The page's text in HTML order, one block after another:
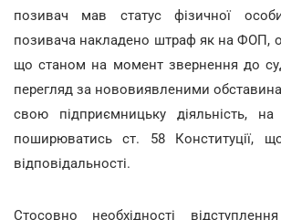
позивач мав статус фізичної
позивача накладено штраф як на ФОП,
що станом на момент звернення до
перегляд за нововиявленими
свою підприємницьку діяльність,
поширюватись ст. 58 Конституції,
відповідальності.
Стосовно необхідності